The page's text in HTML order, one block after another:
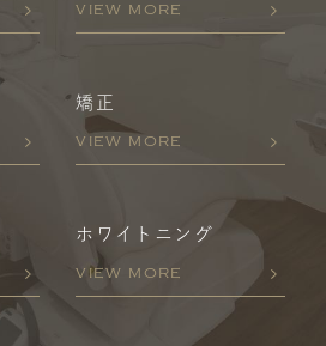
VIEW MORE
矯正
VIEW MORE
ホワイトニング
VIEW MORE